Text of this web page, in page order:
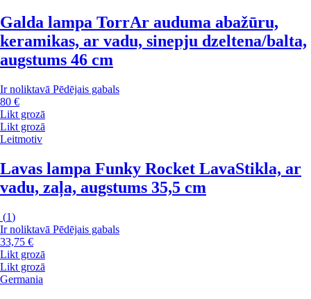
Galda lampa TorrAr auduma abažūru,
keramikas, ar vadu, sinepju dzeltena/balta,
augstums 46 cm
Ir noliktavā Pēdējais gabals
80 €
Likt grozā
Likt grozā
Leitmotiv
Lavas lampa Funky Rocket LavaStikla, ar
vadu, zaļa, augstums 35,5 cm
(1)
Ir noliktavā Pēdējais gabals
33,75 €
Likt grozā
Likt grozā
Germania